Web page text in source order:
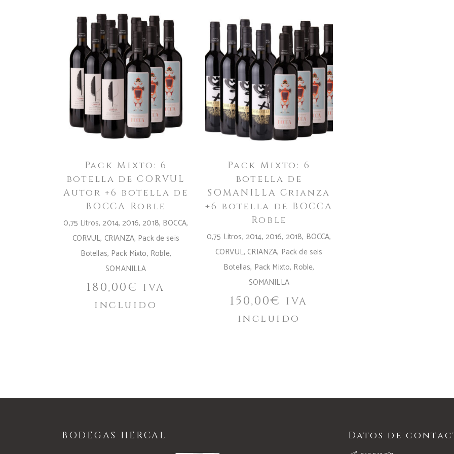
Pack Mixto: 6
botella de CORVUL
Autor +6 botella de
BOCCA Roble
0,75 Litros, 2014, 2016, 2018, BOCCA,
CORVUL, CRIANZA, Pack de seis
Botellas, Pack Mixto, Roble,
SOMANILLA
180,00€
IVA
incluido
Pack Mixto: 6
botella de
SOMANILLA Crianza
+6 botella de BOCCA
Roble
0,75 Litros, 2014, 2016, 2018, BOCCA,
CORVUL, CRIANZA, Pack de seis
Botellas, Pack Mixto, Roble,
SOMANILLA
150,00€
IVA
incluido
BODEGAS HERCAL Datos de